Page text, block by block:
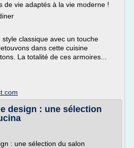
de vie adaptés à la vie moderne !
classique avec un touche
dans cette cuisine
La totalité de ces armoires...
design : une sélection
: une sélection du salon